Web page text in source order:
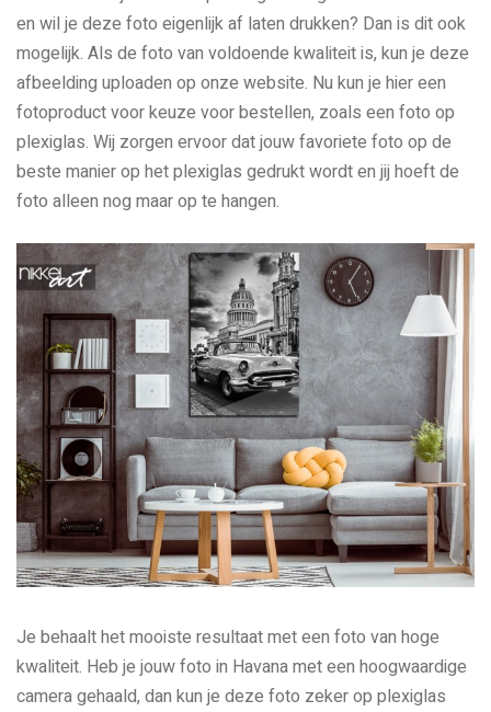
en wil je deze foto eigenlijk af laten drukken? Dan is dit ook
mogelijk. Als de foto van voldoende kwaliteit is, kun je deze
afbeelding uploaden op onze website. Nu kun je hier een
fotoproduct voor keuze voor bestellen, zoals een foto op
plexiglas. Wij zorgen ervoor dat jouw favoriete foto op de
beste manier op het plexiglas gedrukt wordt en jij hoeft de
foto alleen nog maar op te hangen.
Je behaalt het mooiste resultaat met een foto van hoge
kwaliteit. Heb je jouw foto in Havana met een hoogwaardige
camera gehaald, dan kun je deze foto zeker op plexiglas